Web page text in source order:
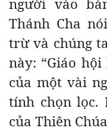
người vào
Thánh Cha
trừ và chúng
này: “Giáo
của một vài
tính chọn lọc.
của Thiên